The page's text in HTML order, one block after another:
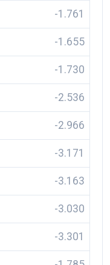
-1.761
-1.655
-1.730
-2.536
-2.966
-3.171
-3.163
-3.030
-3.301